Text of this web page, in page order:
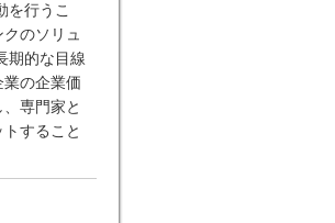
を行うこ
のソリュ
期的な目線
の企業価
専門家と
すること